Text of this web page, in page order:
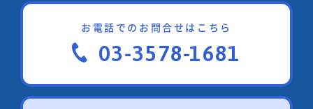
お電話でのお問合せはこちら
03-3578-1681